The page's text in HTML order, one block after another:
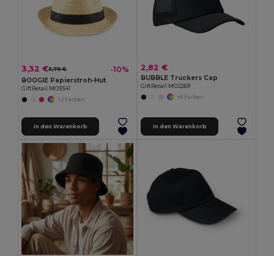
3,32 €3,70 € -10%
BOOGIE Papierstroh-Hut
GiftRetail MO9341
+2 Farben
In den Warenkorb
2,82 €
BUBBLE Truckers Cap
GiftRetail MO2269
+8 Farben
In den Warenkorb